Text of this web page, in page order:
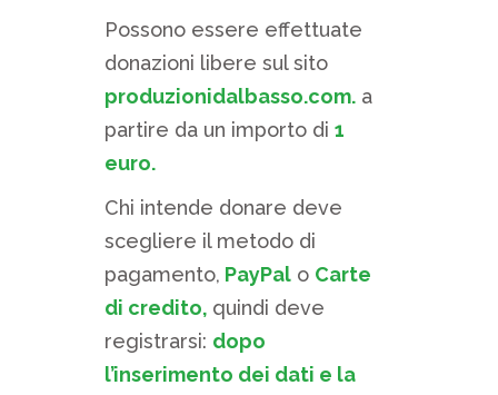
Possono essere effettuate
donazioni libere sul sito
produzionidalbasso.com. a
partire da un importo di 1
euro.
Chi intende donare deve
scegliere il metodo di
pagamento, PayPal o Carte
di credito, quindi deve
registrarsi: dopo
l’inserimento dei dati e la